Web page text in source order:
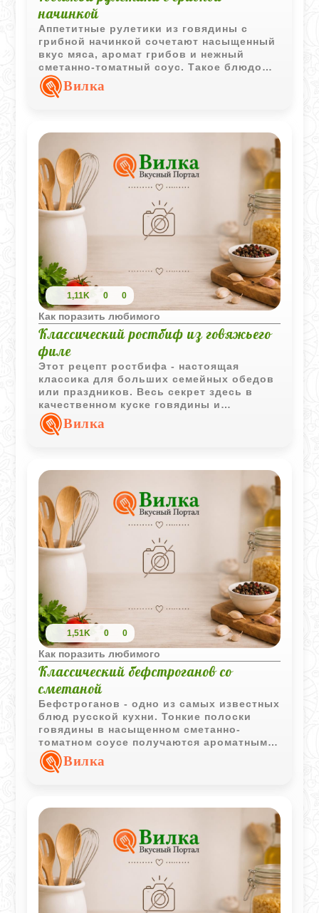
начинкой
Аппетитные рулетики из говядины с
грибной начинкой сочетают насыщенный
вкус мяса, аромат грибов и нежный
сметанно-томатный соус. Такое блюдо
одинаково уместно и для семейного
ужина, и для праздничного стола.
Вилка
1,11K 0 0
Как поразить любимого
Классический ростбиф из говяжьего
филе
Этот рецепт ростбифа - настоящая
классика для больших семейных обедов
или праздников. Весь секрет здесь в
качественном куске говядины и
правильном температурном режиме.
Мясо получается с той самой аппетитной
Вилка
1,51K 0 0
Как поразить любимого
Классический бефстроганов со
сметаной
Бефстроганов - одно из самых известных
блюд русской кухни. Тонкие полоски
говядины в насыщенном сметанно-
томатном соусе получаются ароматными
и прекрасно сочетаются с картофельным
гарниром.
Вилка